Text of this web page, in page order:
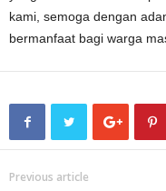
kami, semoga dengan
bermanfaat bagi warga
Previous article